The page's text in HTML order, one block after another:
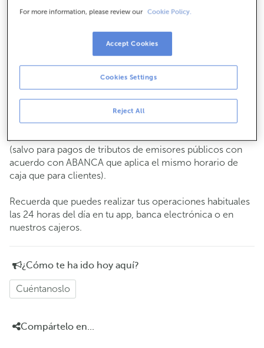
Gestiones comerciales
8:15 a 14:00.
cita previay te atenderemos el día y hora
Operaciones con efectivo
Clientes: de lunes a viernes de 8:15 a 11:00
Si no eres cliente, el horario de caja será losmartes y
(salvo para pagos de tributos de emisores públicos con
acuerdo con ABANCA que aplica el mismo horario de
caja que para clientes).
Recuerda que puedes realizar tus operaciones habituales
las 24 horas del día en tu app, banca electrónica o en
nuestros cajeros.
¿Cómo te ha ido hoy aquí?
Cuéntanoslo
Compártelo en...
For more information, please review our Cookie Policy.
Reject All
Cookies Settings
Accept Cookies